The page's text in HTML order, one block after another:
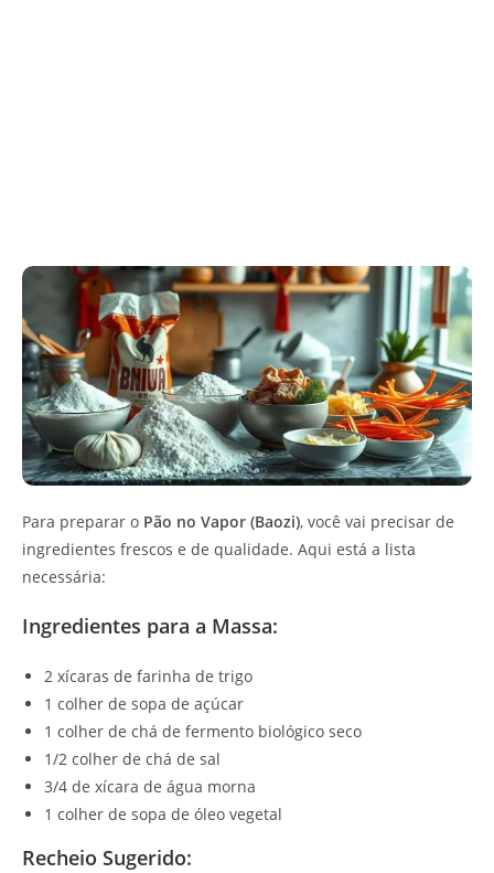
Para preparar o Pão no Vapor (Baozi), você vai precisar de
ingredientes frescos e de qualidade. Aqui está a lista
necessária:
Ingredientes para a Massa:
2 xícaras de farinha de trigo
1 colher de sopa de açúcar
1 colher de chá de fermento biológico seco
1/2 colher de chá de sal
3/4 de xícara de água morna
1 colher de sopa de óleo vegetal
Recheio Sugerido: